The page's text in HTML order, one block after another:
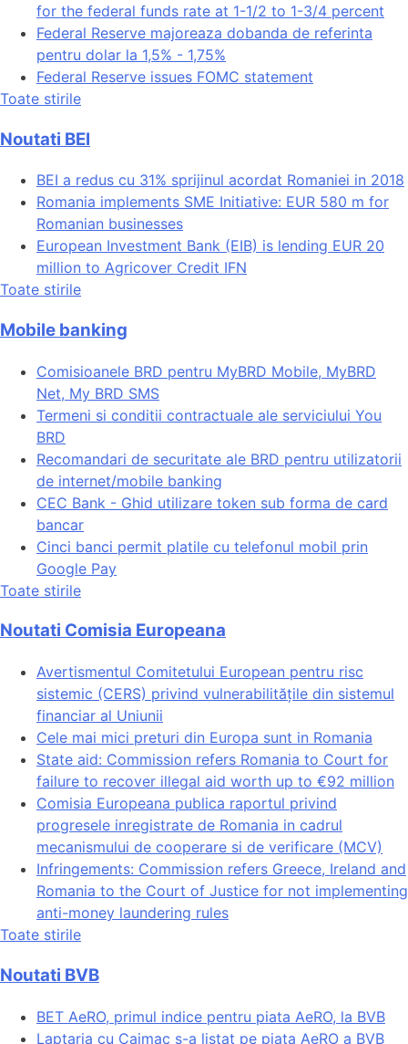
for the federal funds rate at 1-1/2 to 1-3/4 percent
Federal Reserve majoreaza dobanda de referinta
pentru dolar la 1,5% - 1,75%
Federal Reserve issues FOMC statement
Toate stirile
Noutati BEI
BEI a redus cu 31% sprijinul acordat Romaniei in 2018
Romania implements SME Initiative: EUR 580 m for
Romanian businesses
European Investment Bank (EIB) is lending EUR 20
million to Agricover Credit IFN
Toate stirile
Mobile banking
Comisioanele BRD pentru MyBRD Mobile, MyBRD
Net, My BRD SMS
Termeni si conditii contractuale ale serviciului You
BRD
Recomandari de securitate ale BRD pentru utilizatorii
de internet/mobile banking
CEC Bank - Ghid utilizare token sub forma de card
bancar
Cinci banci permit platile cu telefonul mobil prin
Google Pay
Toate stirile
Noutati Comisia Europeana
Avertismentul Comitetului European pentru risc
sistemic (CERS) privind vulnerabilitățile din sistemul
financiar al Uniunii
Cele mai mici preturi din Europa sunt in Romania
State aid: Commission refers Romania to Court for
failure to recover illegal aid worth up to €92 million
Comisia Europeana publica raportul privind
progresele inregistrate de Romania in cadrul
mecanismului de cooperare si de verificare (MCV)
Infringements: Commission refers Greece, Ireland and
Romania to the Court of Justice for not implementing
anti-money laundering rules
Toate stirile
Noutati BVB
BET AeRO, primul indice pentru piata AeRO, la BVB
Laptaria cu Caimac s-a listat pe piata AeRO a BVB